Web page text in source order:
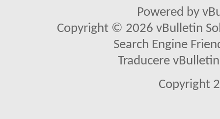
Powered by
Copyright © 2026 vBulletin
Search Engine
Traducere
Copyright